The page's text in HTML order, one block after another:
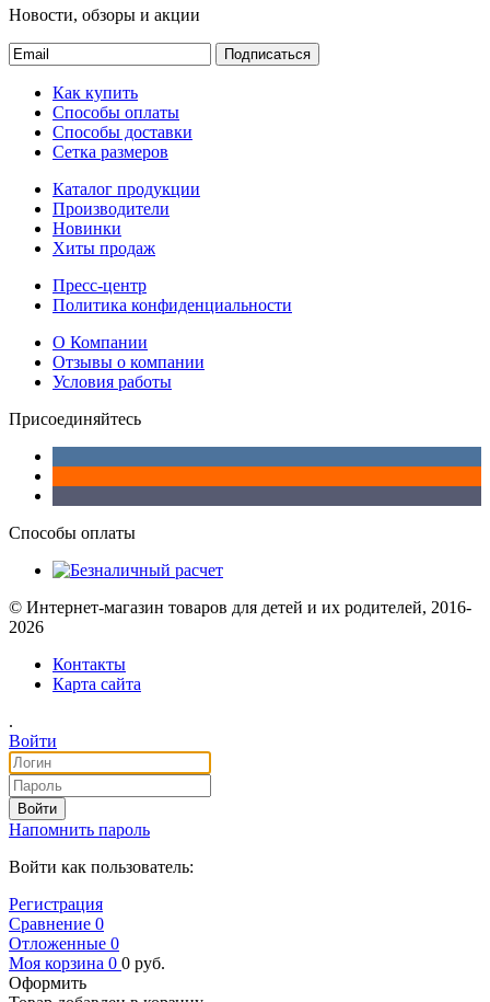
Новости, обзоры и акции
Подписаться
Как купить
Способы оплаты
Способы доставки
Сетка размеров
Каталог продукции
Производители
Новинки
Хиты продаж
Пресс-центр
Политика конфиденциальности
О Компании
Отзывы о компании
Условия работы
Присоединяйтесь
Способы оплаты
© Интернет-магазин товаров для детей и их родителей, 2016-
2026
Контакты
Карта сайта
.
Войти
Войти
Напомнить пароль
Войти как пользователь:
Регистрация
Сравнение 0
Отложенные 0
Моя корзина 0 0 руб.
Оформить